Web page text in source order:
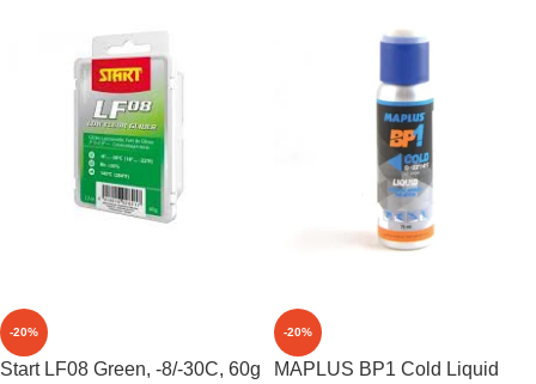
-20%
Start LF08 Green, -8/-30C, 60g
-20%
MAPLUS BP1 Cold Liquid